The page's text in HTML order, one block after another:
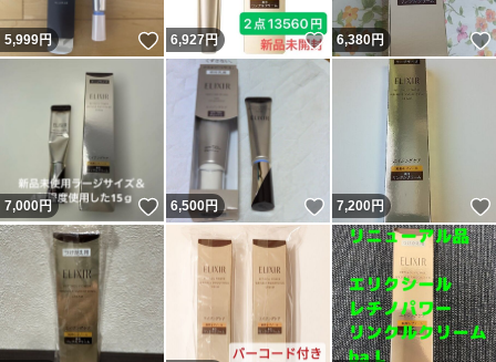
5,999円 いいね！
6,927円 いいね！
6,380円
7,000円 いいね！
6,500円 いいね！
7,200円